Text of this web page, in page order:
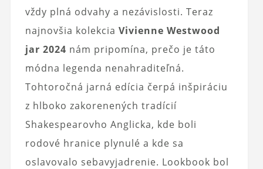
vždy plná odvahy a nezávislosti. Teraz
najnovšia kolekcia Vivienne Westwood
jar 2024 nám pripomína, prečo je táto
módna legenda nenahraditeľná.
Tohtoročná jarná edícia čerpá inšpiráciu
z hlboko zakorenených tradícií
Shakespearovho Anglicka, kde boli
rodové hranice plynulé a kde sa
oslavovalo sebavyjadrenie. Lookbook bol